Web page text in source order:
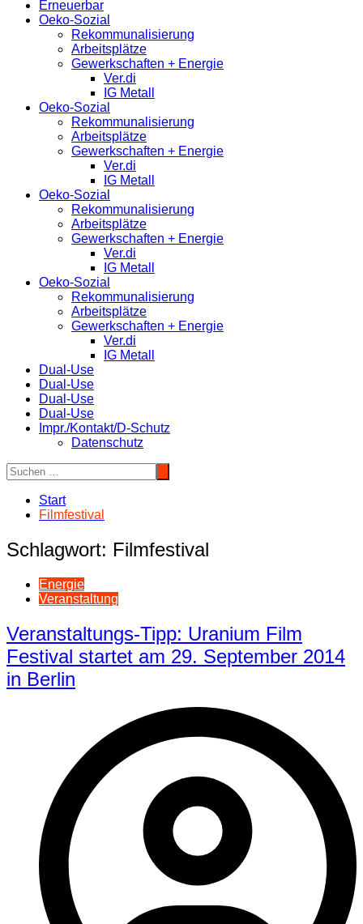
Erneuerbar
Oeko-Sozial
Rekommunalisierung
Arbeitsplätze
Gewerkschaften + Energie
Ver.di
IG Metall
Oeko-Sozial
Rekommunalisierung
Arbeitsplätze
Gewerkschaften + Energie
Ver.di
IG Metall
Oeko-Sozial
Rekommunalisierung
Arbeitsplätze
Gewerkschaften + Energie
Ver.di
IG Metall
Oeko-Sozial
Rekommunalisierung
Arbeitsplätze
Gewerkschaften + Energie
Ver.di
IG Metall
Dual-Use
Dual-Use
Dual-Use
Dual-Use
Impr./Kontakt/D-Schutz
Datenschutz
Start
Filmfestival
Schlagwort: Filmfestival
Energie
Veranstaltung
Veranstaltungs-Tipp: Uranium Film
Festival startet am 29. September 2014
in Berlin